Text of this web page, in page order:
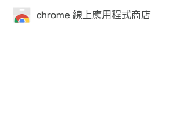
chrome 線上應用程式商店